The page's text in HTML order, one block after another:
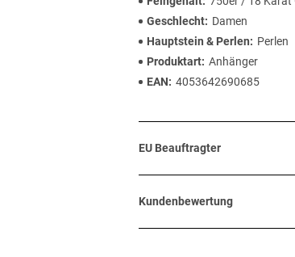
Geschlecht
Damen
Hauptstein & Perlen
Perlen
Produktart Anhänger
EAN
4053642690685
EU Beauftragter
Kundenbewertung